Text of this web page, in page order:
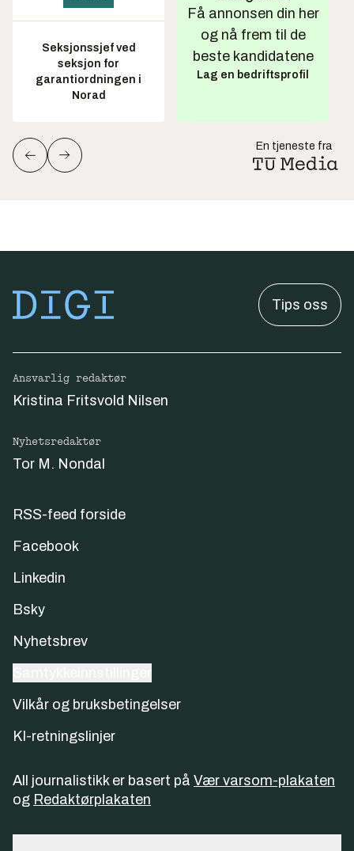
Seksjonssjef ved
seksjon for
garantiordningen i
Norad
Få annonsen din her
og nå frem til de
beste kandidatene
Lag en bedriftsprofil
En tjeneste fra
Tips oss
Ansvarlig redaktør
Kristina Fritsvold Nilsen
Nyhetsredaktør
Tor M. Nondal
RSS-feed forside
Facebook
Linkedin
Bsky
Nyhetsbrev
Vilkår og bruksbetingelser
KI-retningslinjer
All journalistikk er basert på Vær varsom-plakaten
og Redaktørplakaten